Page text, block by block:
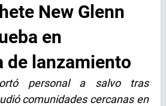
New Glenn
en
de lanzamiento
personal a salvo tras
comunidades cercanas en